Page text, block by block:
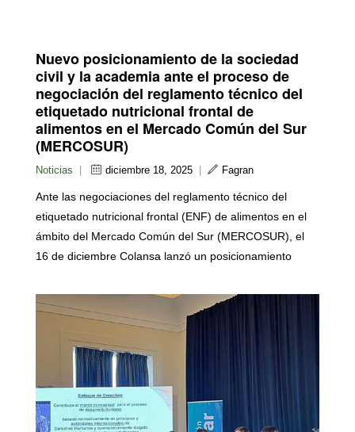
Nuevo posicionamiento de la sociedad
civil y la academia ante el proceso de
negociación del reglamento técnico del
etiquetado nutricional frontal de
alimentos en el Mercado Común del Sur
(MERCOSUR)
Noticias | diciembre 18, 2025 | Fagran
Ante las negociaciones del reglamento técnico del
etiquetado nutricional frontal (ENF) de alimentos en el
ámbito del Mercado Común del Sur (MERCOSUR), el
16 de diciembre Colansa lanzó un posicionamiento